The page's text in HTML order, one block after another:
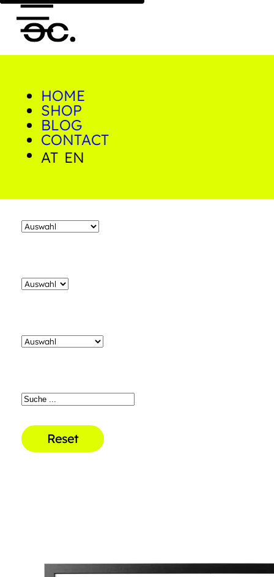
0
HOME
SHOP
BLOG
CONTACT
AT EN
Home/Shop/Produkte verschlagwortet mit
Reset